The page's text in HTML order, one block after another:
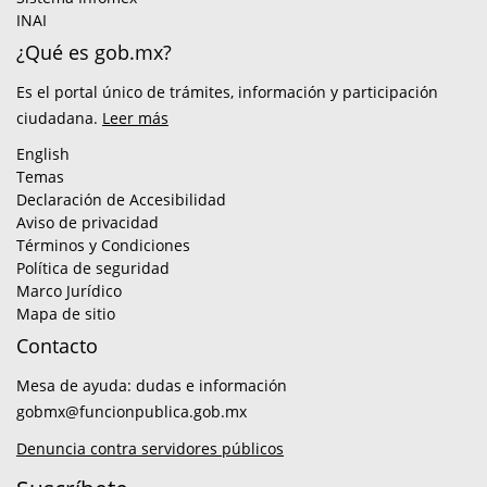
INAI
¿Qué es gob.mx?
Es el portal único de trámites, información y participación
ciudadana. Leer más
English
Temas
Declaración de Accesibilidad
Aviso de privacidad
Términos y Condiciones
Política de seguridad
Marco Jurídico
Mapa de sitio
Contacto
Mesa de ayuda: dudas e información
gobmx@funcionpublica.gob.mx
Denuncia contra servidores públicos